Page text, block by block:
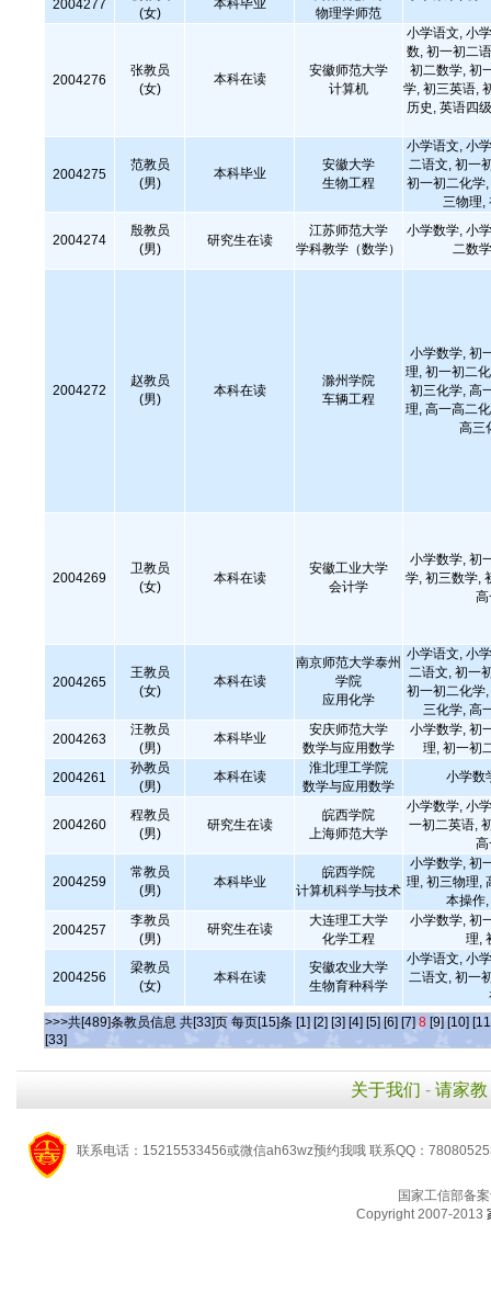
2004277
(女)
本科毕业
物理学师范
2004276
张教员
(女)
本科在读
安徽师范大学
计算机
小学语文, 小
数, 初一初二
初二数学, 初
学, 初三英语,
历史, 英语四
2004275
范教员
(男)
本科毕业
安徽大学
生物工程
小学语文, 小
二语文, 初一
初一初二化学
三物理,
2004274
殷教员
(男)
研究生在读
江苏师范大学
学科教学（数学）
小学数学, 小
二数
2004272
赵教员
(男)
本科在读
滁州学院
车辆工程
小学数学, 初
理, 初一初二
初三化学, 高
理, 高一高二
高三
2004269
卫教员
(女)
本科在读
安徽工业大学
会计学
小学数学, 初
学, 初三数学,
2004265
王教员
(女)
本科在读
南京师范大学泰州
学院
应用化学
小学语文, 小
二语文, 初一
初一初二化学
三化学, 高
2004263
汪教员
(男)
本科毕业
安庆师范大学
数学与应用数学
小学数学, 初
理, 初一初
2004261
孙教员
(男)
本科在读
淮北理工学院
数学与应用数学
小学数
2004260
程教员
(男)
研究生在读
皖西学院
上海师范大学
小学数学, 小
一初二英语,
2004259
常教员
(男)
本科毕业
皖西学院
计算机科学与技术
小学数学, 初
理, 初三物理,
本操作
2004257
李教员
(男)
研究生在读
大连理工大学
化学工程
小学数学, 初
理,
2004256
梁教员
(女)
本科在读
安徽农业大学
生物育种科学
小学语文, 小
二语文, 初一
>>>共[489]条教员信息 共[33]页 每页[15]条 [1] [2] [3] [4] [5] [6] [7] 8 [9] [10]
[33]
关于我们 - 请家教
联系电话：15215533456或微信ah63wz预约我哦 联系QQ：
国家工信部备
Copyright 2007-2013